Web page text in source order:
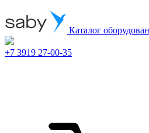
Каталог
+7 3919 27-00-35